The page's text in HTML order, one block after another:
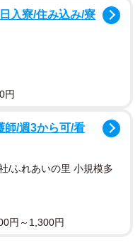
ていました
入寮/住み込み/寮
円
師/週3から可/看
/ふれあいの里 小規模多
円～1,300円